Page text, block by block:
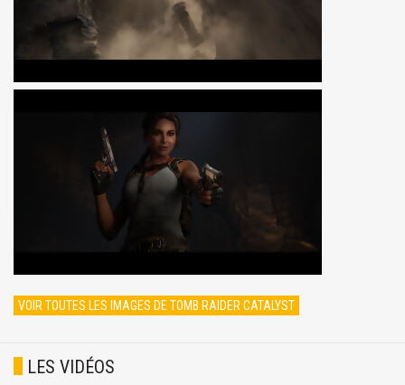
VOIR TOUTES LES IMAGES DE TOMB RAIDER CATALYST
LES VIDÉOS